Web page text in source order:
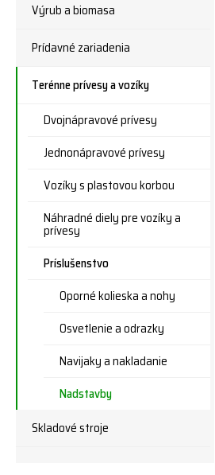
Výrub a biomasa
Prídavné zariadenia
Terénne prívesy a vozíky
Dvojnápravové prívesy
Jednonápravové prívesy
Vozíky s plastovou korbou
Náhradné diely pre vozíky a
prívesy
Príslušenstvo
Oporné kolieska a nohy
Osvetlenie a odrazky
Navijaky a nakladanie
Nadstavby
Skladové stroje